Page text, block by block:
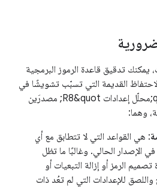
يمكنك تدقيق قاعدة الرموز البرمجية
القديمة التي تسبّب تشويشًا في
الإعدادات وإزالتها. يُبرز &quot;محلّل إعدادات R8&quot; مصدرَين
وهما:
: هي القواعد التي لا تتطابق مع أي
الإصدار الحالي. وغالبًا ما تظل
الرمز أو إزالة التبعيات أو
للإعدادات التي لم تعُد ذات